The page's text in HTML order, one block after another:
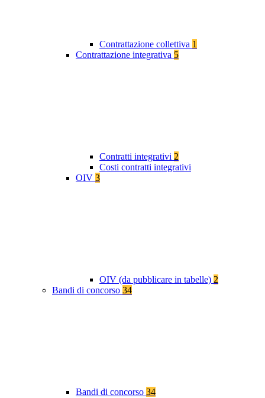
Contrattazione collettiva 1
Contrattazione integrativa 5
Contratti integrativi 2
Costi contratti integrativi
OIV 3
OIV (da pubblicare in tabelle) 2
Bandi di concorso 34
Bandi di concorso 34